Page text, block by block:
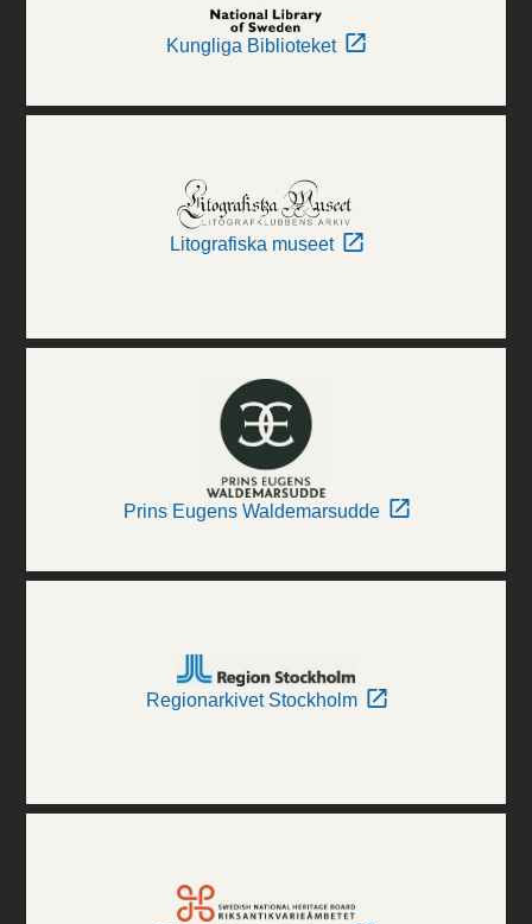
Kungliga Biblioteket
Litografiska museet
Prins Eugens Waldemarsudde
Regionarkivet Stockholm